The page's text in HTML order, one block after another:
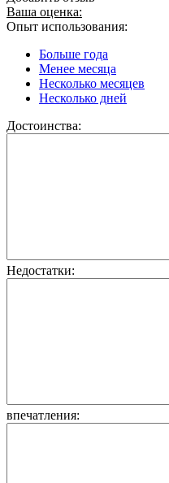
Ваша оценка:
Опыт использования:
Больше года
Менее месяца
Несколько месяцев
Несколько дней
Достоинства:
Недостатки:
впечатления: